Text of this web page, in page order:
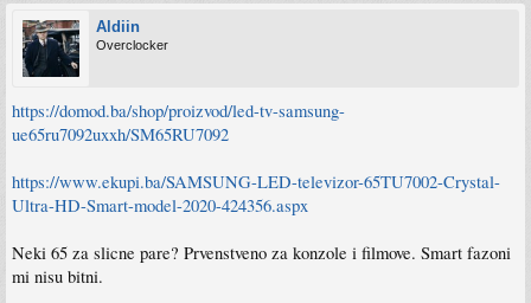
Aldiin
Overclocker
https://domod.ba/shop/proizvod/led-tv-samsung-
ue65ru7092uxxh/SM65RU7092
https://www.ekupi.ba/SAMSUNG-LED-televizor-65TU7002-Crystal-
Ultra-HD-Smart-model-2020-424356.aspx
Neki 65 za slicne pare? Prvenstveno za konzole i filmove. Smart fazoni
mi nisu bitni.